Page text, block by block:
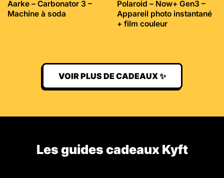
Aarke – Carbonator 3 –
Machine à soda
Polaroid – Now+ Gen3 –
Appareil photo instantané
+ film couleur
VOIR PLUS DE CADEAUX ✨
Les guides cadeaux Kyft​